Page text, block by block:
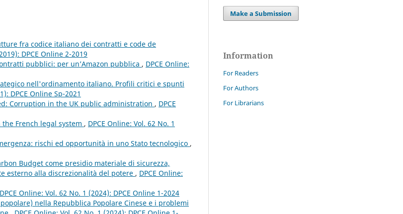
fra codice italiano dei contratti e code de
DPCE Online 2-2019
pubblici: per un’Amazon pubblica , DPCE Online:
nell'ordinamento italiano. Profili critici e spunti
DPCE Online Sp-2021
Corruption in the UK public administration , DPCE
French legal system , DPCE Online: Vol. 62 No. 1
rischi ed opportunità in uno Stato tecnologico ,
Budget come presidio materiale di sicurezza,
esterno alla discrezionalità del potere , DPCE Online:
DPCE Online: Vol. 62 No. 1 (2024): DPCE Online 1-2024
nella Repubblica Popolare Cinese e i problemi
Make a Submission
Information
For Readers
For Authors
For Librarians